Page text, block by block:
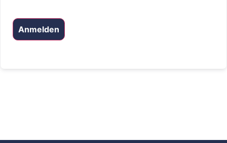
Anmelden